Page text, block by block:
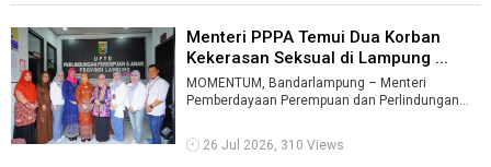
Menteri PPPA Temui Dua Korban
Kekerasan Seksual di Lampung ...
MOMENTUM, Bandarlampung – Menteri
Pemberdayaan Perempuan dan Perlindungan
26 Jul 2026, 310 Views